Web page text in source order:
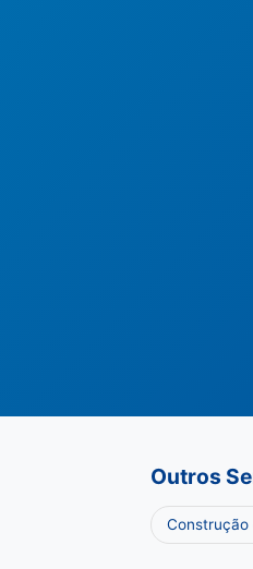
Outros
Construção